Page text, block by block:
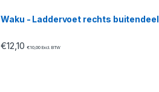
Waku - Laddervoet rechts buitendeel
€12,10 €10,00Excl. BTW